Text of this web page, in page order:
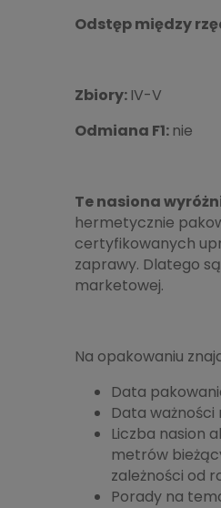
Odstęp między rzę
Zbiory:IV-V
Odmiana F1:nie
Te nasiona
hermetycznie
certyfikowanych
zaprawy. Dlatego
marketowej.
Na opakowaniu
Data
Data ważności
Liczba nasion
metrów
zależności od
Porady na